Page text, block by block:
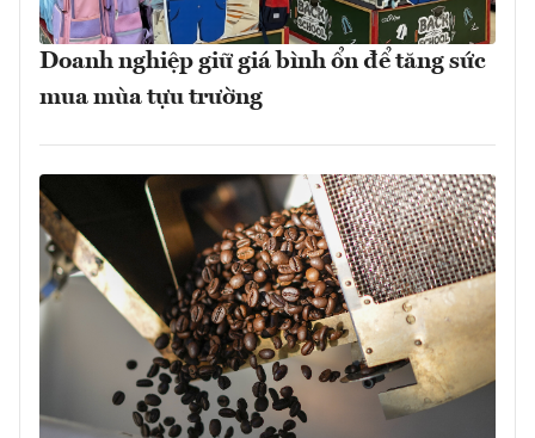
Doanh nghiệp giữ giá bình ổn để tăng sức
mua mùa tựu trường